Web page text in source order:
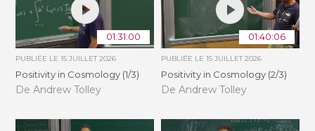
01:31:00
PUBLIÉE LE15 JUILLET 2026
Positivity in Cosmology (1/3)
De Andrew Tolley
01:40:06
PUBLIÉE LE 15 JUILLET 2026
Positivity in Cosmology (2/3)
De Andrew Tolley